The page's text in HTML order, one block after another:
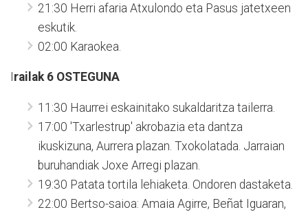
21:30 Herri afaria Atxulondo eta Pasus jatetxeen
eskutik.
02:00 Karaokea.
Irailak 6 OSTEGUNA
11:30 Haurrei eskainitako sukaldaritza tailerra.
17:00 'Txarlestrup' akrobazia eta dantza
ikuskizuna, Aurrera plazan. Txokolatada. Jarraian
buruhandiak Joxe Arregi plazan.
19:30 Patata tortila lehiaketa. Ondoren dastaketa.
22:00 Bertso-saioa: Amaia Agirre, Beñat Iguaran,